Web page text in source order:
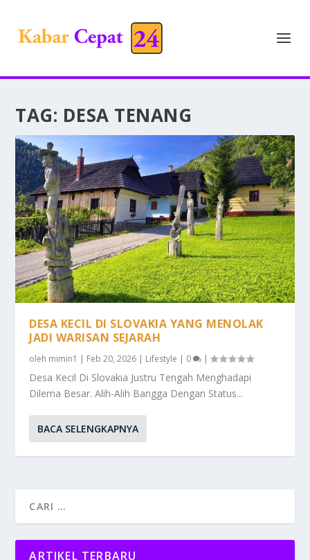
TAG: DESA TENANG
DESA KECIL DI SLOVAKIA YANG MENOLAK
JADI WARISAN SEJARAH
oleh mimin1 | Feb 20, 2026 | Lifestyle | 0 |
Desa Kecil Di Slovakia Justru Tengah Menghadapi
Dilema Besar. Alih-Alih Bangga Dengan Status...
BACA SELENGKAPNYA
ARTIKEL TERBARU